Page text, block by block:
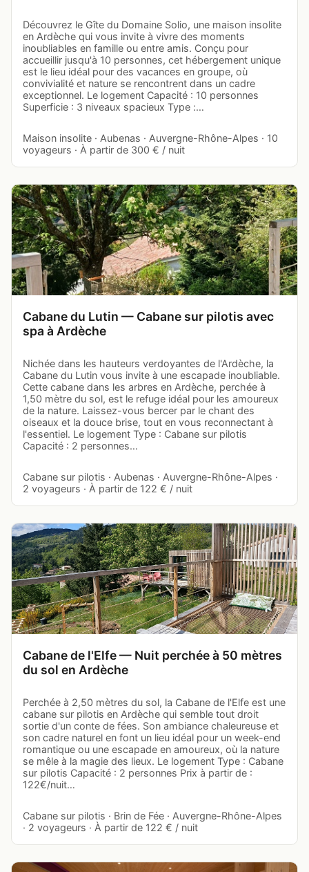
Découvrez le Gîte du Domaine Solio, une maison insolite
en Ardèche qui vous invite à vivre des moments
inoubliables en famille ou entre amis. Conçu pour
accueillir jusqu'à 10 personnes, cet hébergement unique
est le lieu idéal pour des vacances en groupe, où
convivialité et nature se rencontrent dans un cadre
exceptionnel. Le logement Capacité : 10 personnes
Superficie : 3 niveaux spacieux Type :…
Maison insolite · Aubenas · Auvergne-Rhône-Alpes · 10
voyageurs · À partir de 300 € / nuit
Cabane du Lutin — Cabane sur pilotis avec
spa à Ardèche
Nichée dans les hauteurs verdoyantes de l'Ardèche, la
Cabane du Lutin vous invite à une escapade inoubliable.
Cette cabane dans les arbres en Ardèche, perchée à
1,50 mètre du sol, est le refuge idéal pour les amoureux
de la nature. Laissez-vous bercer par le chant des
oiseaux et la douce brise, tout en vous reconnectant à
l'essentiel. Le logement Type : Cabane sur pilotis
Capacité : 2 personnes…
Cabane sur pilotis · Aubenas · Auvergne-Rhône-Alpes ·
2 voyageurs · À partir de 122 € / nuit
Cabane de l'Elfe — Nuit perchée à 50 mètres
du sol en Ardèche
Perchée à 2,50 mètres du sol, la Cabane de l'Elfe est une
cabane sur pilotis en Ardèche qui semble tout droit
sortie d'un conte de fées. Son ambiance chaleureuse et
son cadre naturel en font un lieu idéal pour un week-end
romantique ou une escapade en amoureux, où la nature
se mêle à la magie des lieux. Le logement Type : Cabane
sur pilotis Capacité : 2 personnes Prix à partir de :
122€/nuit…
Cabane sur pilotis · Brin de Fée · Auvergne-Rhône-Alpes
· 2 voyageurs · À partir de 122 € / nuit